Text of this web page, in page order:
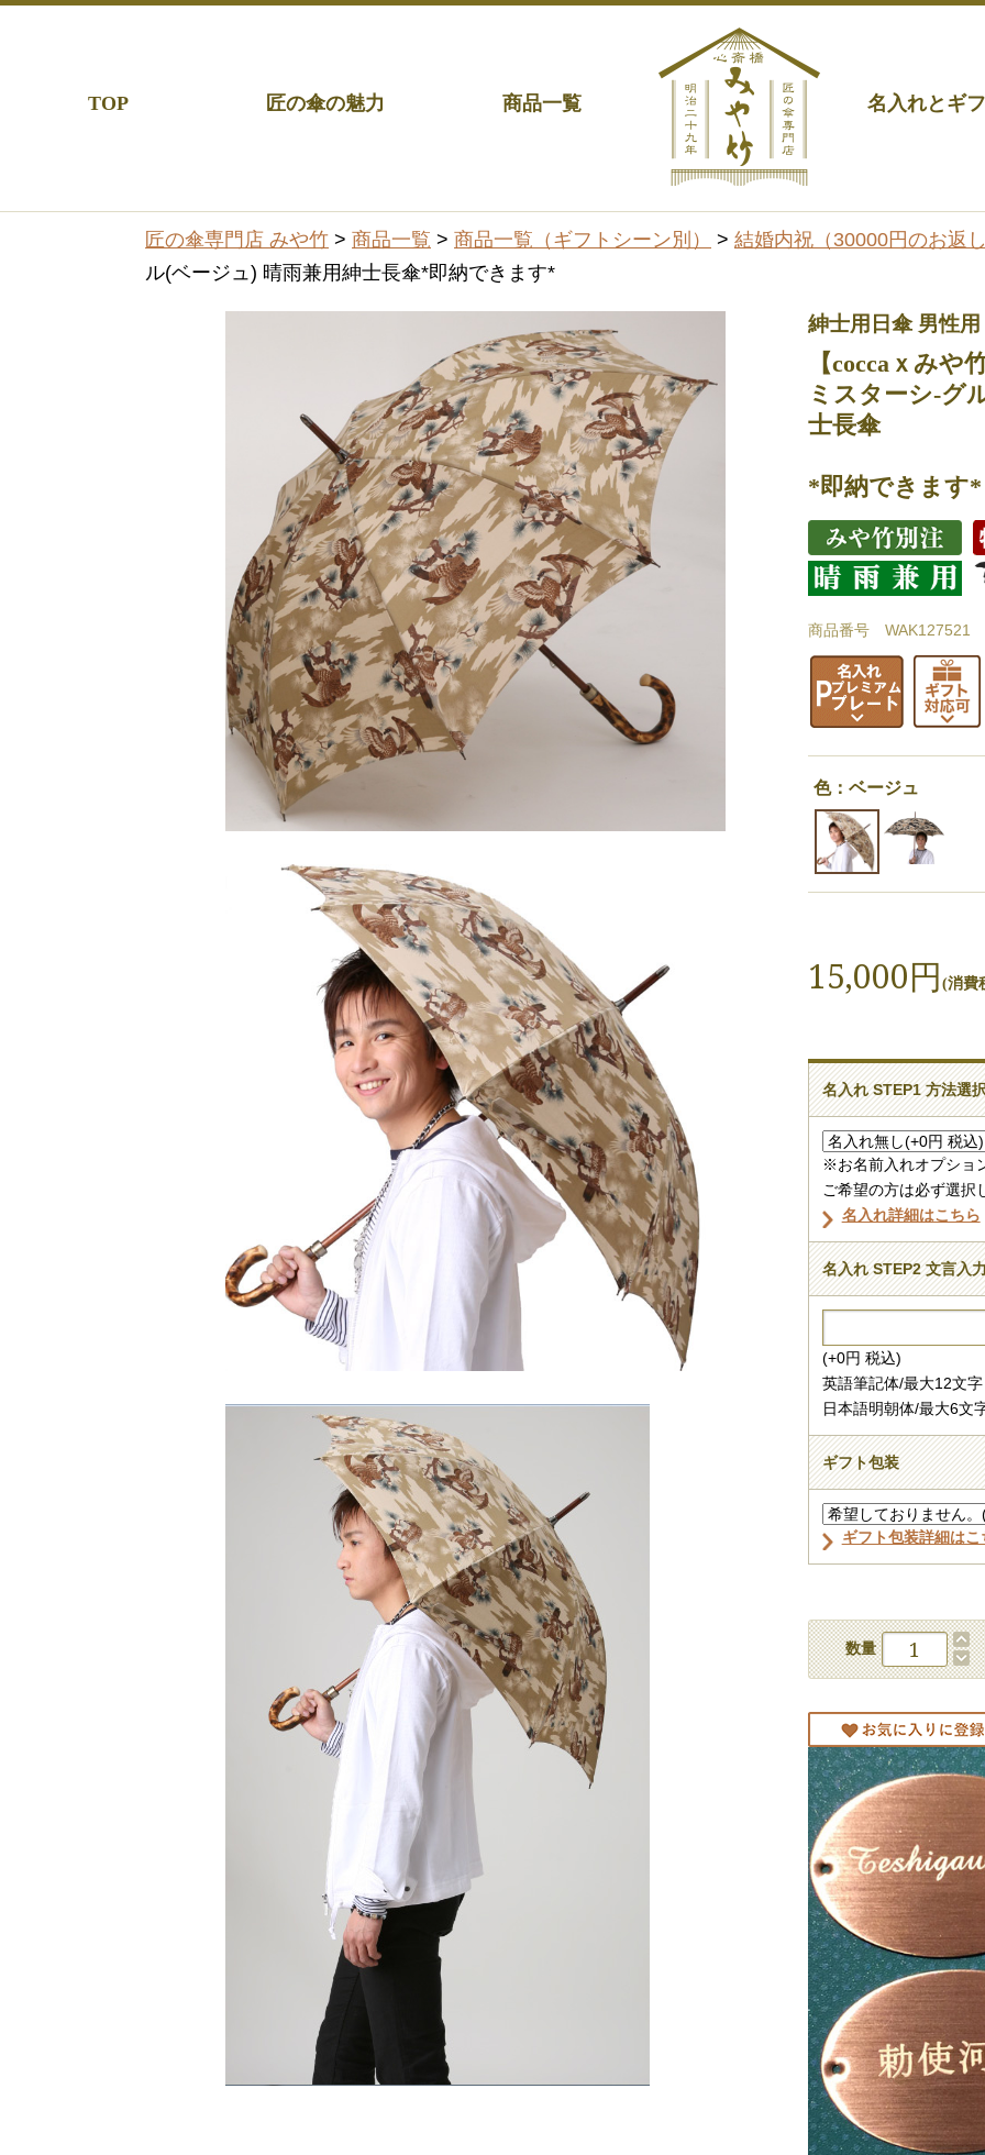
TOP 匠の傘の魅力 商品一覧 名入れとギ
匠の傘専門店 みや竹 > 商品一覧 > 商品一覧（ギフトシーン別） > 結婚内祝（30000円のお返
ル(ベージュ) 晴雨兼用紳士長傘*即納できます*
紳士用日傘 男性
【coccaｘみや
ミスターシ-グ
士長傘
*即納できます*
商品番号 WAK127521
色：ベージュ
15,000円 (消費
名入れ STEP1 方法選
※お名前入れオプショ
ご希望の方は必ず選択
名入れ詳細はこちら
名入れ STEP2 文言入
(+0円 税込)
英語筆記体/最大12文字
日本語明朝体/最大6文
ギフト包装
ギフト包装詳細はこ
数量